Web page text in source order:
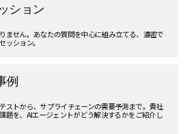
ション
ません。あなたの質問を中心に組み立てる、濃密で
ッション。
例
ストから、サプライチェーンの需要予測まで。貴社
題を、AIエージェントがどう解決するかをご紹介し